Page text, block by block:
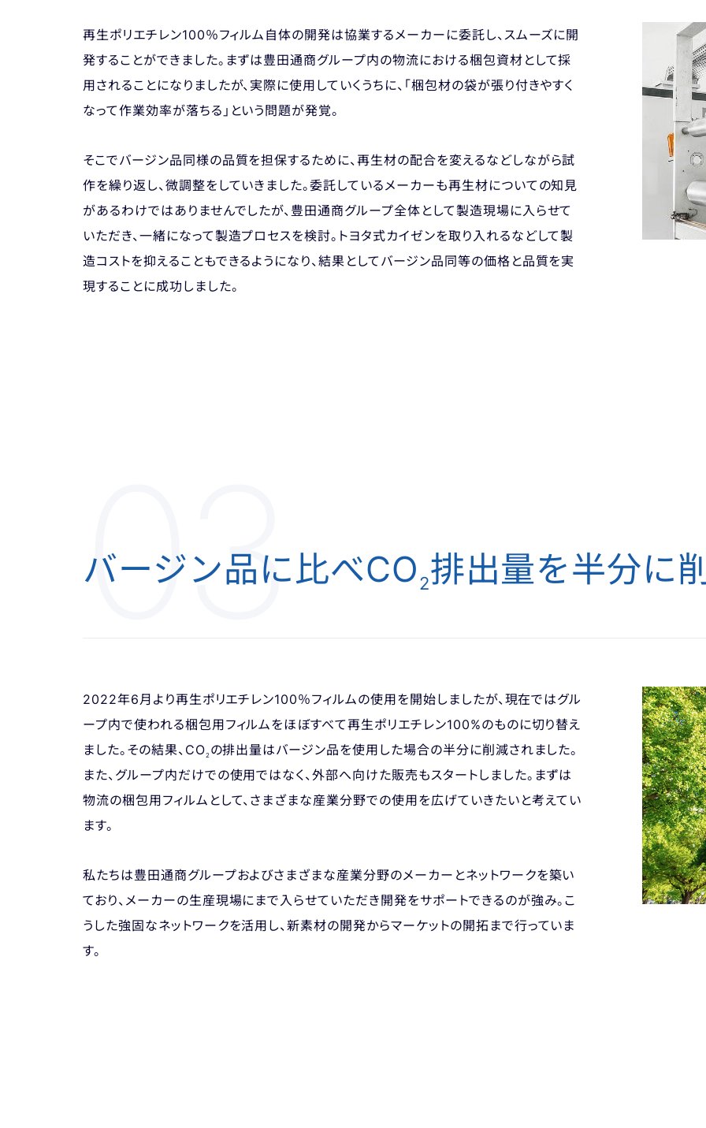
再生ポリエチレン100％フィルム自体の開発は協業するメーカーに委託し、スムーズに開
発することができました。まずは豊田通商グループ内の物流における梱包資材として採
用されることになりましたが、実際に使用していくうちに、「梱包材の袋が張り付きやすく
なって作業効率が落ちる」という問題が発覚。
そこでバージン品同様の品質を担保するために、再生材の配合を変えるなどしながら試
作を繰り返し、微調整をしていきました。委託しているメーカーも再生材についての知見
があるわけではありませんでしたが、豊田通商グループ全体として製造現場に入らせて
いただき、一緒になって製造プロセスを検討。トヨタ式カイゼンを取り入れるなどして製
造コストを抑えることもできるようになり、結果としてバージン品同等の価格と品質を実
現することに成功しました。
03
バージン品に比べCO2排出量を半分に
2022年6月より再生ポリエチレン100％フィルムの使用を開始しましたが、現在ではグル
ープ内で使われる梱包用フィルムをほぼすべて再生ポリエチレン100%のものに切り替え
ました。その結果、CO2 の排出量はバージン品を使用した場合の半分に削減されました。
また、グループ内だけでの使用ではなく、外部へ向けた販売もスタートしました。まずは
物流の梱包用フィルムとして、さまざまな産業分野での使用を広げていきたいと考えてい
ます。
私たちは豊田通商グループおよびさまざまな産業分野のメーカーとネットワークを築い
ており、メーカーの生産現場にまで入らせていただき開発をサポートできるのが強み。こ
うした強固なネットワークを活用し、新素材の開発からマーケットの開拓まで行っていま
す。